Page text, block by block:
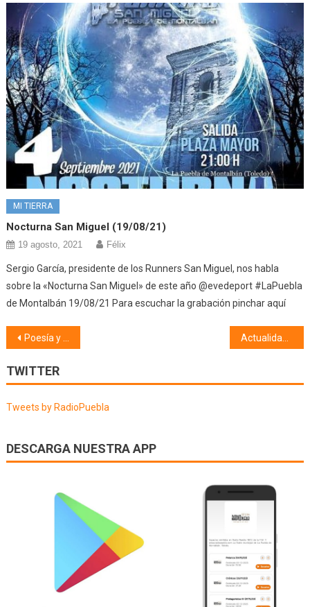
MI TIERRA
Nocturna San Miguel (19/08/21)
19 agosto, 2021 Félix
Sergio García, presidente de los Runners San Miguel, nos habla
sobre la «Nocturna San Miguel» de este año @evedeport #LaPuebla
de Montalbán 19/08/21 Para escuchar la grabación pinchar aquí
Navegación
de
entradas
Poesía y mucho + (13/02/24) Actualidad taurina (13/02/24)
TWITTER
Tweets by RadioPuebla
DESCARGA NUESTRA APP